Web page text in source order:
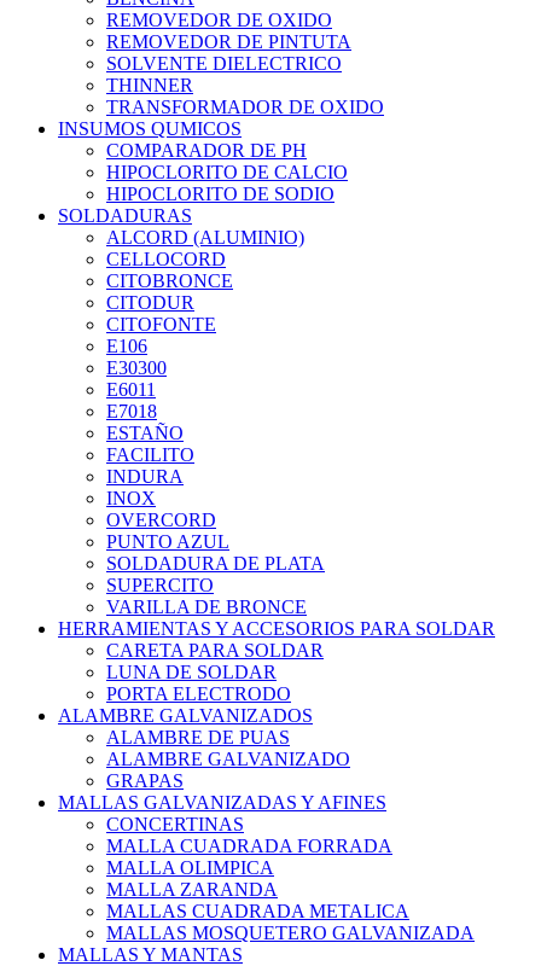
REMOVEDOR DE OXIDO
REMOVEDOR DE PINTUTA
SOLVENTE DIELECTRICO
THINNER
TRANSFORMADOR DE OXIDO
INSUMOS QUMICOS
COMPARADOR DE PH
HIPOCLORITO DE CALCIO
HIPOCLORITO DE SODIO
SOLDADURAS
ALCORD (ALUMINIO)
CELLOCORD
CITOBRONCE
CITODUR
CITOFONTE
E106
E30300
E6011
E7018
ESTAÑO
FACILITO
INDURA
INOX
OVERCORD
PUNTO AZUL
SOLDADURA DE PLATA
SUPERCITO
VARILLA DE BRONCE
HERRAMIENTAS Y ACCESORIOS PARA SOLDAR
CARETA PARA SOLDAR
LUNA DE SOLDAR
PORTA ELECTRODO
ALAMBRE GALVANIZADOS
ALAMBRE DE PUAS
ALAMBRE GALVANIZADO
GRAPAS
MALLAS GALVANIZADAS Y AFINES
CONCERTINAS
MALLA CUADRADA FORRADA
MALLA OLIMPICA
MALLA ZARANDA
MALLAS CUADRADA METALICA
MALLAS MOSQUETERO GALVANIZADA
MALLAS Y MANTAS